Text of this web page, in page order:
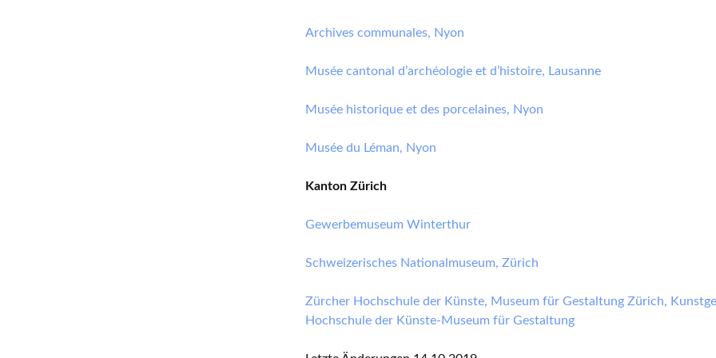
Archives communales, Nyon
Musée cantonal d’archéologie et d’histoire, Lausanne
Musée historique et des porcelaines, Nyon
Musée du Léman, Nyon
Kanton Zürich
Gewerbemuseum Winterthur
Schweizerisches Nationalmuseum, Zürich
Zürcher Hochschule der Künste, Museum für Gestaltung Zürich,
Hochschule der Künste-Museum für Gestaltung